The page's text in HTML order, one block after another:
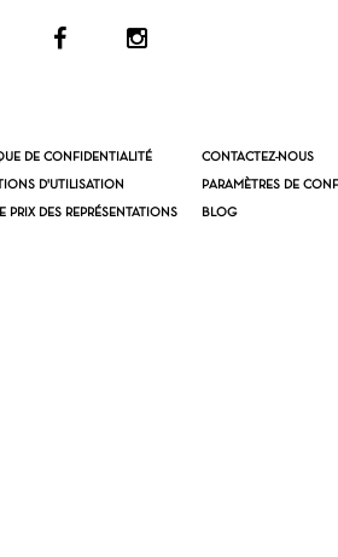
DE CONFIDENTIALITÉ
D'UTILISATION
PRIX DES REPRÉSENTATIONS
CONTACTEZ-NOUS
PARAMÈTRES DE
BLOG